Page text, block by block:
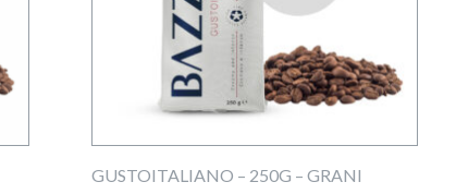
GUSTOITALIANO – 250G – GRANI